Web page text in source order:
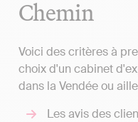
Chemin
Voici des critères à
choix d'un cabinet
dans la Vendée ou
Les avis des